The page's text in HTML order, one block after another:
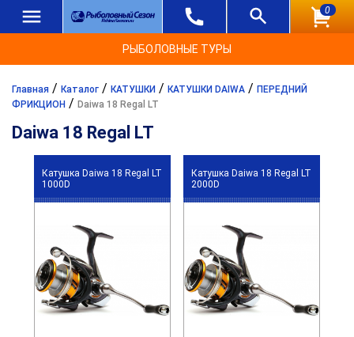
0
РЫБОЛОВНЫЕ ТУРЫ
Главная / Каталог / КАТУШКИ / КАТУШКИ DAIWA / ПЕРЕДНИЙ
ФРИКЦИОН / Daiwa 18 Regal LT
Daiwa 18 Regal LT
Катушка Daiwa 18 Regal LT
1000D
Катушка Daiwa 18 Regal LT
2000D